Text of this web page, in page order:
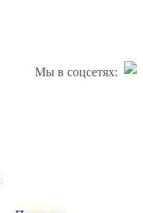
Мы в соцсетях: